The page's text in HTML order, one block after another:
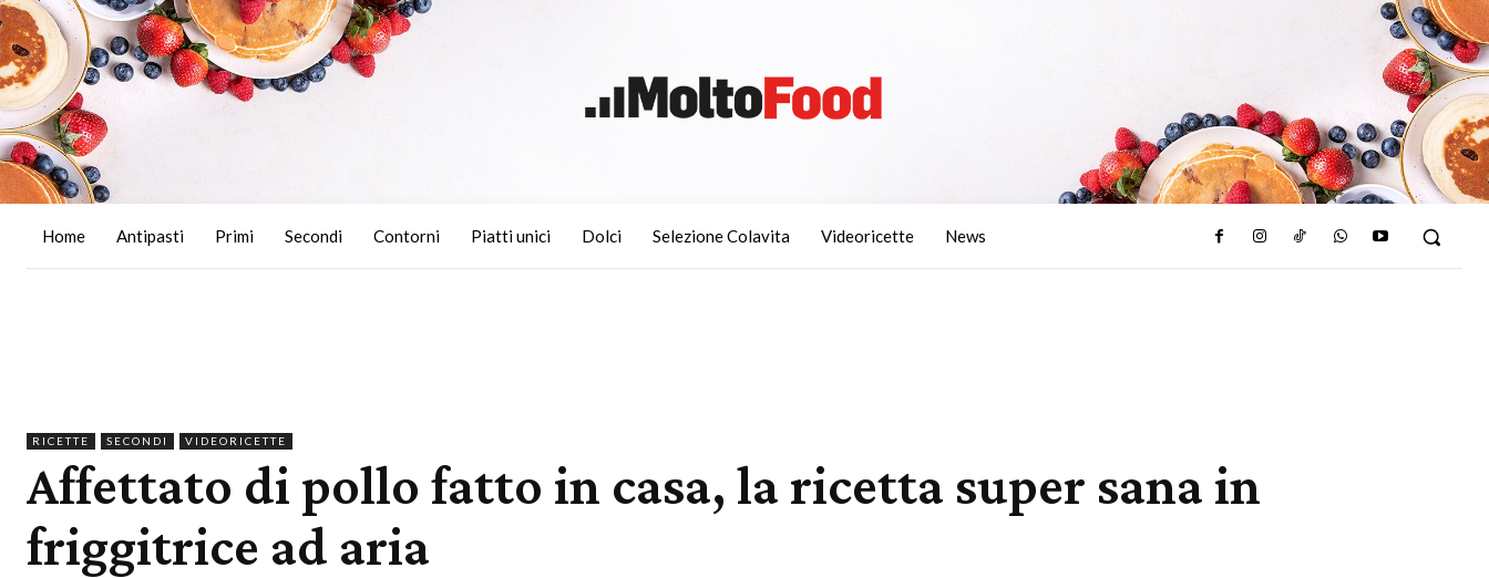
Home Antipasti Primi Secondi Contorni Piatti unici Dolci Selezione Colavita Videoricette News
RICETTE SECONDI VIDEORICETTE
Affettato di pollo fatto in casa, la ricetta super sana in
friggitrice ad aria